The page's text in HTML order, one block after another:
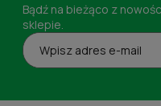
Bądź na bieżąco z
sklepie.